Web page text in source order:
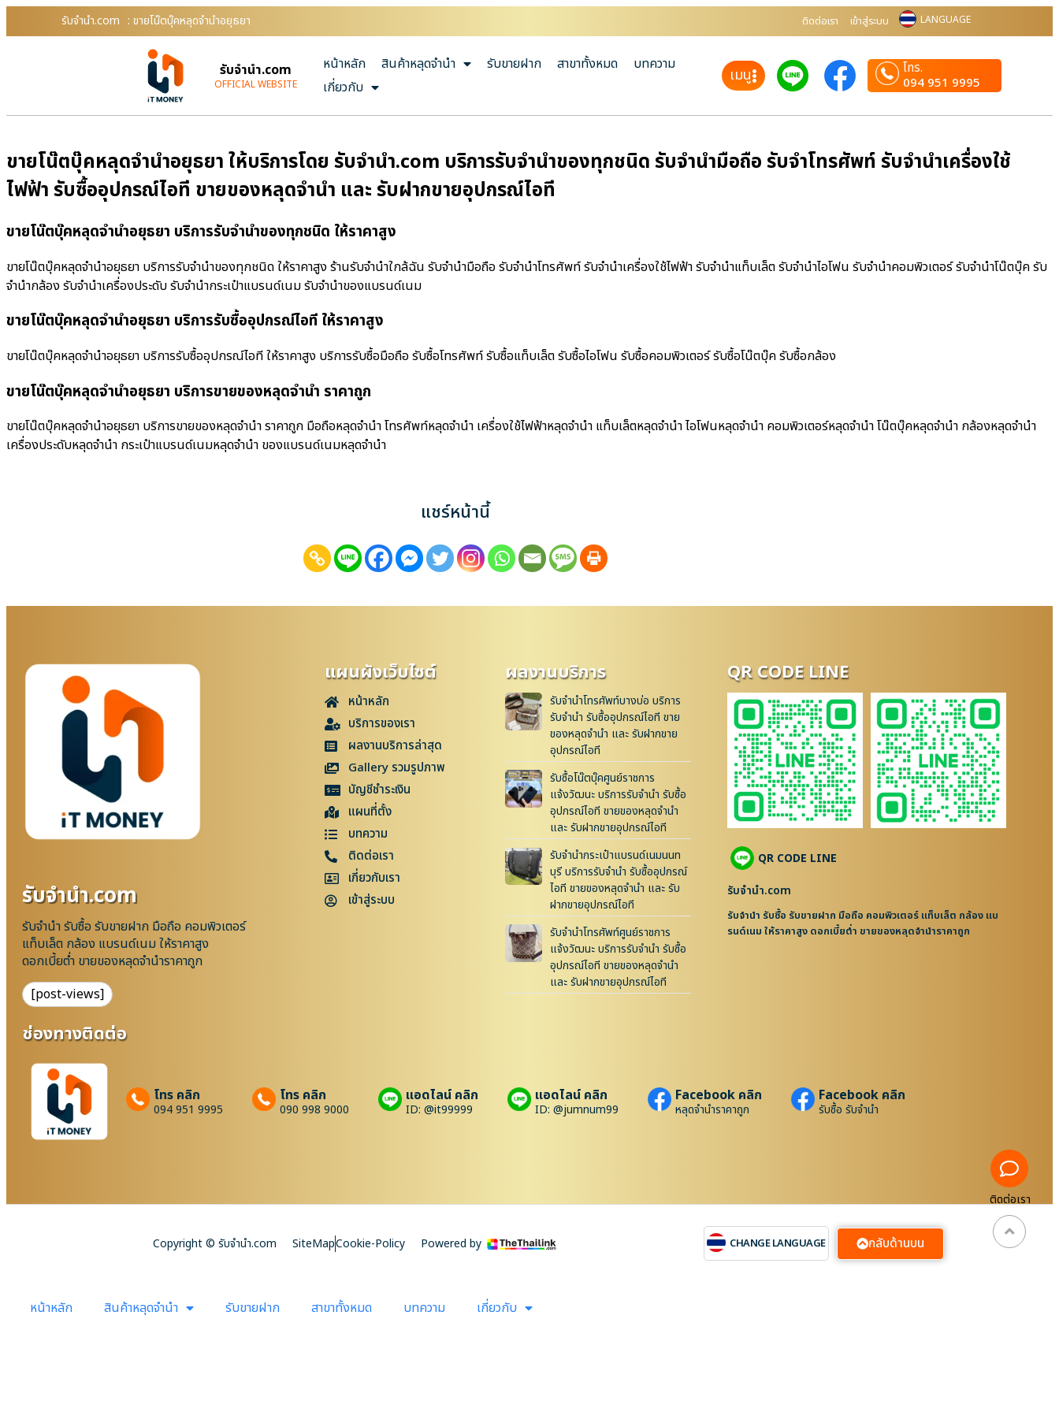
รับจํานํา.com : ขายโน๊ตบุ๊คหลุดจำนำอยุธยา ติดต่อเรา เข้าสู่ระบบ LANGUAGE
รับจํานํา.com
OFFICIAL WEBSITE
หน้าหลัก สินค้าหลุดจำนำ รับขายฝาก สาขาทั้งหมด
บทความ
เกี่ยวกับ
เมนู
โทร.
094 951 9995
ขายโน๊ตบุ๊คหลุดจำนำอยุธยา ให้บริการโดย รับจํานํา.com บริการรับจำนำของทุกชนิด รับจำนำมือถือ รับจำโทรศัพท์ รับจำนำเครื่องใช้
ไฟฟ้า รับซื้ออุปกรณ์ไอที ขายของหลุดจำนำ และ รับฝากขายอุปกรณ์ไอที
ขายโน๊ตบุ๊คหลุดจำนำอยุธยา บริการรับจำนำของทุกชนิด ให้ราคาสูง
ขายโน๊ตบุ๊คหลุดจำนำอยุธยา บริการรับจำนำของทุกชนิด ให้ราคาสูง ร้านรับจํานําใกล้ฉัน รับจำนำมือถือ รับจำนำโทรศัพท์ รับจำนำเครื่องใช้ไฟฟ้า รับจำนำแท็บเล็ต รับจำนำไอโฟน รับจำนำคอมพิวเตอร์ รับจำนำโน๊ตบุ๊ค รับ
จำนำกล้อง รับจำนำเครื่องประดับ รับจำนำกระเป๋าแบรนด์เนม รับจำนำของแบรนด์เนม
ขายโน๊ตบุ๊คหลุดจำนำอยุธยา บริการรับซื้ออุปกรณ์ไอที ให้ราคาสูง
ขายโน๊ตบุ๊คหลุดจำนำอยุธยา บริการรับซื้ออุปกรณ์ไอที ให้ราคาสูง บริการรับซื้อมือถือ รับซื้อโทรศัพท์ รับซื้อแท็บเล็ต รับซื้อไอโฟน รับซื้อคอมพิวเตอร์ รับซื้อโน๊ตบุ๊ค รับซื้อกล้อง
ขายโน๊ตบุ๊คหลุดจำนำอยุธยา บริการขายของหลุดจำนำ ราคาถูก
ขายโน๊ตบุ๊คหลุดจำนำอยุธยา บริการขายของหลุดจำนำ ราคาถูก มือถือหลุดจำนำ โทรศัพท์หลุดจำนำ เครื่องใช้ไฟฟ้าหลุดจำนำ แท็บเล็ตหลุดจำนำ ไอโฟนหลุดจำนำ คอมพิวเตอร์หลุดจำนำ โน๊ตบุ๊คหลุดจำนำ กล้องหลุดจำนำ
เครื่องประดับหลุดจำนำ กระเป๋าแบรนด์เนมหลุดจำนำ ของแบรนด์เนมหลุดจำนำ
แชร์หน้านี้
รับจํานํา.com
รับจำนำ รับซื้อ รับขายฝาก มือถือ คอมพิวเตอร์
แท็บเล็ต กล้อง แบรนด์เนม ให้ราคาสูง
ดอกเบี้ยต่ำ ขายของหลุดจำนำราคาถูก
[post-views]
แผนผังเว็บไซต์
หน้าหลัก
บริการของเรา
ผลงานบริการล่าสุด
Gallery รวมรูปภาพ
บัญชีชำระเงิน
แผนที่ตั้ง
บทความ
ติดต่อเรา
เกี่ยวกับเรา
เข้าสู่ระบบ
ผลงานบริการ
รับจำนำโทรศัพท์บางบ่อ บริการ
รับจำนำ รับซื้ออุปกรณ์ไอที ขาย
ของหลุดจำนำ และ รับฝากขาย
อุปกรณ์ไอที
รับซื้อโน๊ตบุ๊คศูนย์ราชการ
แจ้งวัฒนะ บริการรับจำนำ รับซื้อ
อุปกรณ์ไอที ขายของหลุดจำนำ
และ รับฝากขายอุปกรณ์ไอที
รับจำนำกระเป๋าแบรนด์เนมนนท
บุรี บริการรับจำนำ รับซื้ออุปกรณ์
ไอที ขายของหลุดจำนำ และ รับ
ฝากขายอุปกรณ์ไอที
รับจำนำโทรศัพท์ศูนย์ราชการ
แจ้งวัฒนะ บริการรับจำนำ รับซื้อ
อุปกรณ์ไอที ขายของหลุดจำนำ
และ รับฝากขายอุปกรณ์ไอที
QR CODE LINE
QR CODE LINE
รับจํานํา.com
รับจำนำ รับซื้อ รับขายฝาก มือถือ คอมพิวเตอร์ แท็บเล็ต กล้อง แบ
รนด์เนม ให้ราคาสูง ดอกเบี้ยต่ำ ขายของหลุดจำนำราคาถูก
ช่องทางติดต่อ
โทร คลิก
094 951 9995
โทร คลิก
090 998 9000
แอดไลน์ คลิก
ID: @it99999
แอดไลน์ คลิก
ID: @jumnum99
Facebook คลิก
หลุดจำนำราคาถูก
Facebook คลิก
รับซื้อ รับจำนำ
Copyright © รับจํานํา.com SiteMapCookie-Policy Powered by CHANGE LANGUAGE กลับด้านบน
ติดต่อเรา
หน้าหลัก สินค้าหลุดจำนำ รับขายฝาก สาขาทั้งหมด บทความ เกี่ยวกับ